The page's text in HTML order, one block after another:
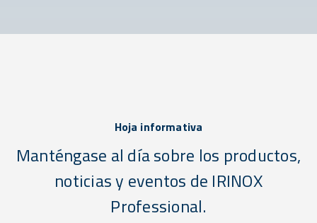
Hoja informativa
Manténgase al día sobre los productos,
noticias y eventos de IRINOX
Professional.